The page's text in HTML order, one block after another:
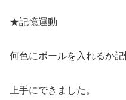
★記憶運動
何色にボールを入れるか記
上手にできました。